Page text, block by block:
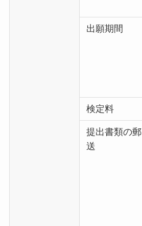
出願期間
検定料
提出書類の郵
送